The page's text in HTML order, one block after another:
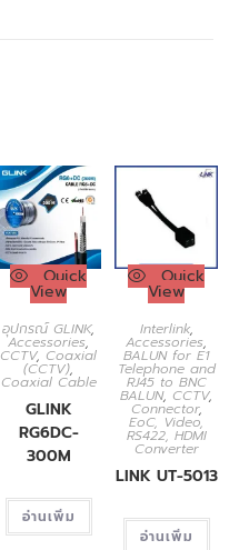
Quick
View
อุปกรณ์ GLINK,
Accessories,
CCTV, Coaxial
(CCTV),
Coaxial Cable
GLINK
RG6DC-
300M
อ่านเพิ่ม
Quick
View
Interlink,
Accessories,
BALUN for E1
Telephone and
RJ45 to BNC
BALUN, CCTV,
Connector,
EoC, Video,
RS422, HDMI
Converter
LINK UT-5013
อ่านเพิ่ม